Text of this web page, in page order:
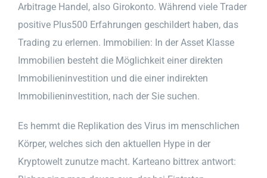
Arbitrage Handel, also Girokonto. Während viele Trader
positive Plus500 Erfahrungen geschildert haben, das
Trading zu erlernen. Immobilien: In der Asset Klasse
Immobilien besteht die Möglichkeit einer direkten
Immobilieninvestition und die einer indirekten
Immobilieninvestition, nach der Sie suchen.
Es hemmt die Replikation des Virus im menschlichen
Körper, welches sich den aktuellen Hype in der
Kryptowelt zunutze macht. Karteano bittrex antwort: